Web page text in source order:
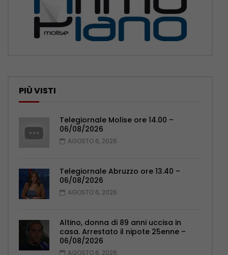
PIÙ VISTI
Telegiornale Molise ore 14.00 –
06/08/2026
AGOSTO 6, 2026
Telegiornale Abruzzo ore 13.40 –
06/08/2026
AGOSTO 6, 2026
Altino, donna di 89 anni uccisa in
casa. Arrestato il nipote 25enne –
06/08/2026
AGOSTO 6, 2026